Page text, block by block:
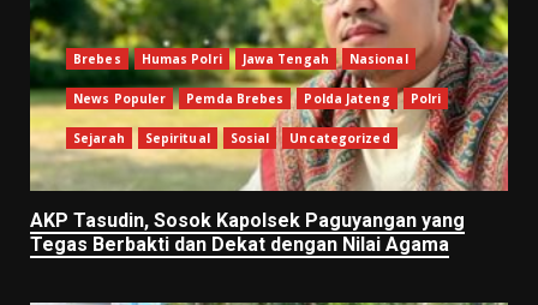
Brebes Humas Polri Jawa Tengah Nasional
News Populer Pemda Brebes Polda Jateng Polri
Sejarah Sepiritual Sosial Uncategorized
AKP Tasudin, Sosok Kapolsek Paguyangan yang
Tegas Berbakti dan Dekat dengan Nilai Agama